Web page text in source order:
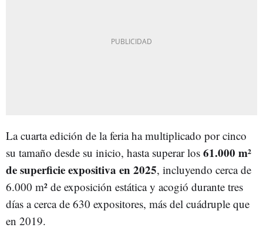
La cuarta edición de la feria ha multiplicado por cinco
su tamaño desde su inicio, hasta superar los 61.000 m²
de superficie expositiva en 2025, incluyendo cerca de
6.000 m² de exposición estática y acogió durante tres
días a cerca de 630 expositores, más del cuádruple que
en 2019.